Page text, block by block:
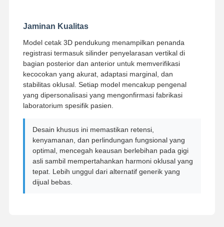
batang implan gigi
Porselen yang menyatu dengan logam
Jembatan Zirkonia
Perangkat Ortodontik yang Bisa Dihapus
gigi palsu parsial fleksibel
Gigi Tiruan Sebagian Logam
Gigi Palsu Akrilik Penuh
Perlengkapan Gigi yang Tepat
Jaminan Kualitas
Model cetak 3D pendukung menampilkan penanda
registrasi termasuk silinder penyelarasan vertikal di
bagian posterior dan anterior untuk memverifikasi
kecocokan yang akurat, adaptasi marginal, dan
stabilitas oklusal. Setiap model mencakup pengenal
yang dipersonalisasi yang mengonfirmasi fabrikasi
laboratorium spesifik pasien.
Desain khusus ini memastikan retensi,
kenyamanan, dan perlindungan fungsional yang
optimal, mencegah keausan berlebihan pada gigi
asli sambil mempertahankan harmoni oklusal yang
tepat. Lebih unggul dari alternatif generik yang
dijual bebas.